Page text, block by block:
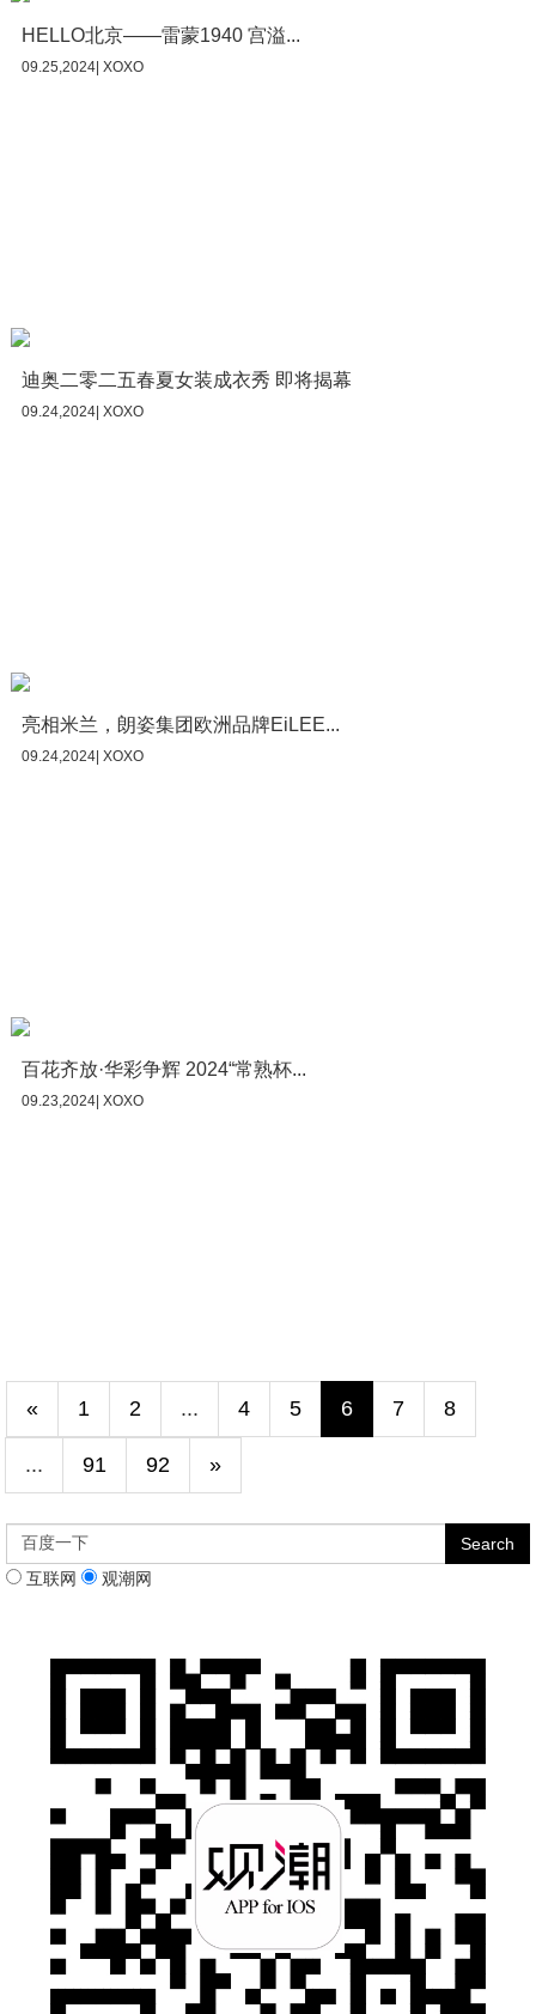
HELLO北京——雷蒙1940 宫溢...
09.25,2024| XOXO
迪奥二零二五春夏女装成衣秀 即将揭幕
09.24,2024| XOXO
亮相米兰，朗姿集团欧洲品牌EiLEE...
09.24,2024| XOXO
百花齐放·华彩争辉 2024“常熟杯...
09.23,2024| XOXO
« 1 2 ... 4 5 6 7 8
... 91 92 »
互联网 观潮网